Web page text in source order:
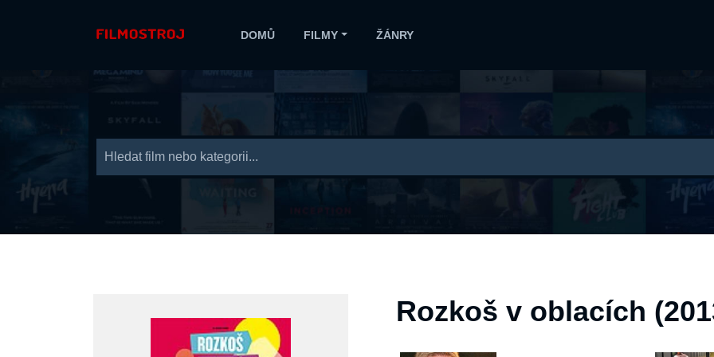
DOMŮ FILMY ŽÁNRY
Rozkoš v oblacích